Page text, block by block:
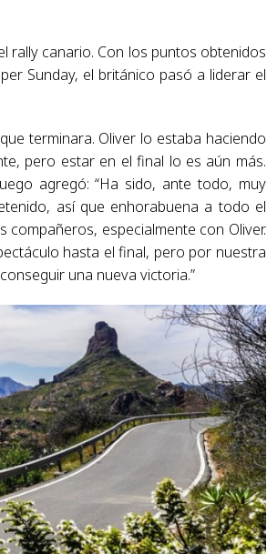
rally canario. Con los puntos obtenidos
Sunday, el británico pasó a liderar el
terminara. Oliver lo estaba haciendo
pero estar en el final lo es aún más.
agregó: “Ha sido, ante todo, muy
así que enhorabuena a todo el
especialmente con Oliver.
hasta el final, pero por nuestra
una nueva victoria.”